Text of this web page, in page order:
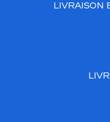
LIVRAISON